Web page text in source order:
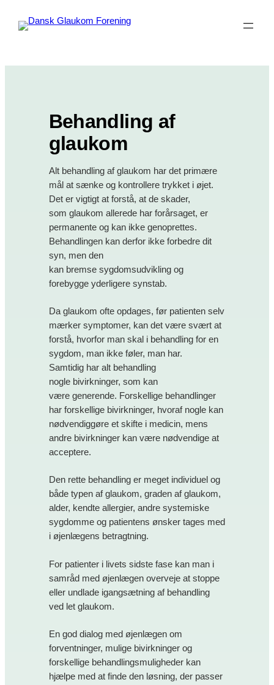
Behandling af
glaukom
Alt behandling af glaukom har det primære
mål at sænke og kontrollere trykket i øjet.
Det er vigtigt at forstå, at de skader,
som glaukom allerede har forårsaget, er
permanente og kan ikke genoprettes.
Behandlingen kan derfor ikke forbedre dit
syn, men den
kan bremse sygdomsudvikling og
forebygge yderligere synstab.
Da glaukom ofte opdages, før patienten selv
mærker symptomer, kan det være svært at
forstå, hvorfor man skal i behandling for en
sygdom, man ikke føler, man har.
Samtidig har alt behandling
nogle bivirkninger, som kan
være generende. Forskellige behandlinger
har forskellige bivirkninger, hvoraf nogle kan
nødvendiggøre et skifte i medicin, mens
andre bivirkninger kan være nødvendige at
acceptere.
Den rette behandling er meget individuel og
både typen af glaukom, graden af glaukom,
alder, kendte allergier, andre systemiske
sygdomme og patientens ønsker tages med
i øjenlægens betragtning.
For patienter i livets sidste fase kan man i
samråd med øjenlægen overveje at stoppe
eller undlade igangsætning af behandling
ved let glaukom.
En god dialog med øjenlægen om
forventninger, mulige bivirkninger og
forskellige behandlingsmuligheder kan
hjælpe med at finde den løsning, der passer